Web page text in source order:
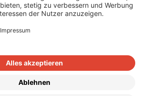
Komplettsysteme an und
Spektrum von der Planung
Übergabe von
für Eigenheime, Gewerbe und
Solarparks.